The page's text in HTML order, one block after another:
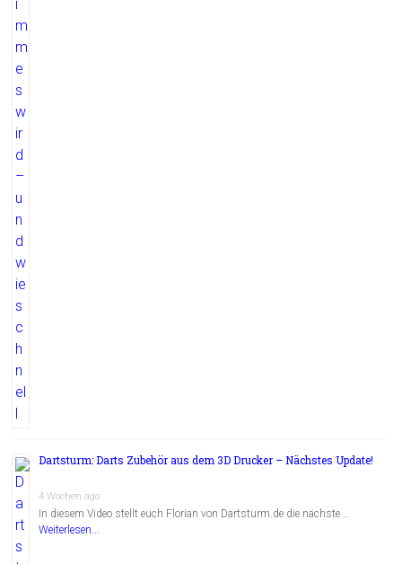
Dartsturm: Darts Zubehör aus dem 3D Drucker – Nächstes Update!
4 Wochen ago
In diesem Video stellt euch Florian von Dartsturm.de die nächste …
Weiterlesen...